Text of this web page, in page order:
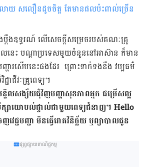
ាយ ស​លឿន​ដូច​ចិត្ត តែ​មាន​ផល​ប៉ះពាល់​ច្រើន​
ប្តឹង​ឧទ្ធរណ៍ លើ​សេចក្តី​សម្រេច​របស់​គណៈ​គ្រូ​
នេះ បណ្តា​ប្រទេស​មួយ​ចំនួន​នៅ​អាស៊ាន ក៏​មាន​
ហា​រសើប​នេះ​ផង​ដែរ ព្រោះ​ទាក់​ទង​នឹង​ វប្បធម៌​
ជីវៈ​គ្រូ​ពេទ្យ។
ល​សង្ស័យ​ជុំវិញ​បញ្ហា​សុខភាព​អ្នក​ ជម្រើស​ល្អ​
សា​យោបល់​ផ្ទាល់​ជាមួយ​ពេទ្យ​ជំនាញ។ Hello
ជ្ជបញ្ជា​ មិន​ធ្វើ​រោគ​វិនិច្ឆ័យ​ ឬ​ព្យាបាល​ជូន​
ផ្សព្វផ្សាយពាណិជ្ជកម្ម